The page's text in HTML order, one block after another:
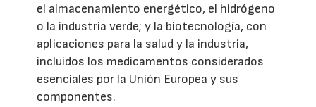
el almacenamiento energético, el hidrógeno
o la industria verde; y la biotecnología, con
aplicaciones para la salud y la industria,
incluidos los medicamentos considerados
esenciales por la Unión Europea y sus
componentes.